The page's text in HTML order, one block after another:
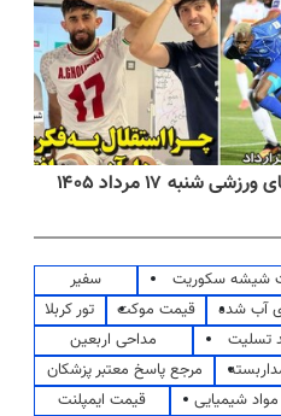
شنبه ۱۷ مرداد ۱۴۰۵
شیشه سکوریت
سفیر
آب شده
قیمت موکت
تور کربلا
تسلیت
مداحی اربعین
مرجع پاسخ معتبر پزشکان
شیمیایی
قیمت ایمپلنت